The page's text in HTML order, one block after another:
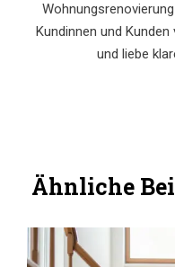
Kundinnen und
und liebe
Ähnliche